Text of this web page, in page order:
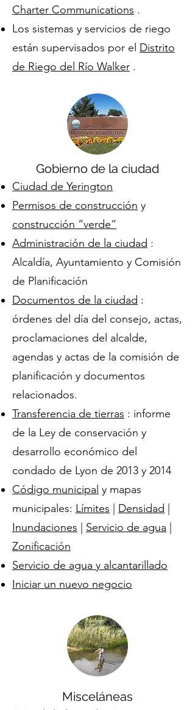
Charter Communications .
Los sistemas y servicios de riego
están supervisados por el Distrito
de Riego del Río Walker .
Gobierno de la ciudad
Ciudad de Yerington
Permisos de construcción y
construcción “verde”
Administración de la ciudad :
Alcaldía, Ayuntamiento y Comisión
de Planificación
Documentos de la ciudad :
órdenes del día del consejo, actas,
proclamaciones del alcalde,
agendas y actas de la comisión de
planificación y documentos
relacionados.
Transferencia de tierras : informe
de la Ley de conservación y
desarrollo económico del
condado de Lyon de 2013 y 2014
Código municipal y mapas
municipales: Límites Densidad
Inundaciones
Servicio de agua
Zonificación
Servicio de agua y alcantarillado
Iniciar un nuevo negocio
Misceláneas